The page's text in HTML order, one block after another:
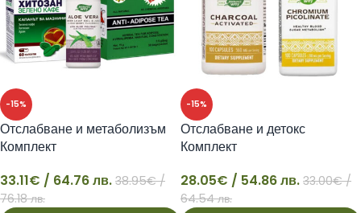
-15%
33
Отслабване и метаболизъм
Комплект
33.11€ / 64.76 лв. 38.95€/
76.18 лв.
-15%
28
Отслабване и детокс
Комплект
28.05€ / 54.86 лв. 33.00€/
64.54 лв.